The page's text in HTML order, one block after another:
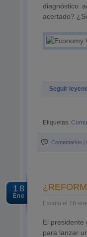
diagnóstico
acertado?
Seguir
Etiquetas:
Comentarios
18
Ene
Escrito el 18
El
para lanzar